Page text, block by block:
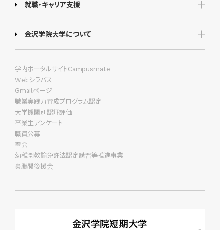
就職・キャリア支援
金沢学院大学について
学内ポータルサイトCampusmate
Webシラバス
Gmailページ
職業実践力育成プログラム認定
大学機関別認証評価
卒業生アンケート
職員公募
翠会
幼稚園教諭免許法認定講習等推進事業
炎鵬関後援会